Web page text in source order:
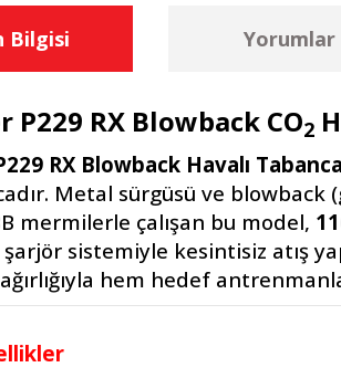
Bilgisi Yorumlar
P229 RX Blowback CO2
RX Blowback Havalı Tabanca
Metal sürgüsü ve blowback
mermilerle çalışan bu model,
sistemiyle kesintisiz atış
hem hedef